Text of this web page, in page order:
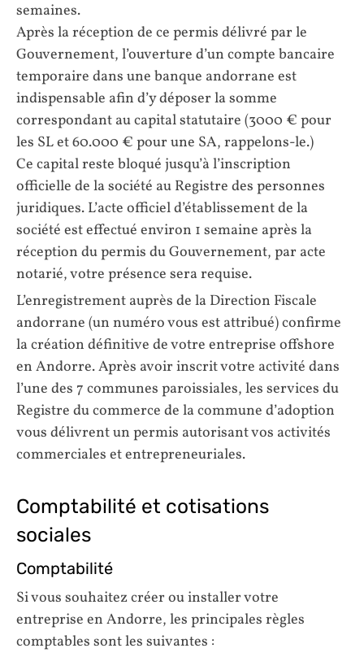
semaines.
Après la réception de ce permis délivré par le
Gouvernement, l’ouverture d’un compte bancaire
temporaire dans une banque andorrane est
indispensable afin d’y déposer la somme
correspondant au capital statutaire (3000 € pour
les SL et 60.000 € pour une SA, rappelons-le.)
Ce capital reste bloqué jusqu’à l’inscription
officielle de la société au Registre des personnes
juridiques. L’acte officiel d’établissement de la
société est effectué environ 1 semaine après la
réception du permis du Gouvernement, par acte
notarié, votre présence sera requise.
L’enregistrement auprès de la Direction Fiscale
andorrane (un numéro vous est attribué) confirme
la création définitive de votre entreprise offshore
en Andorre. Après avoir inscrit votre activité dans
l’une des 7 communes paroissiales, les services du
Registre du commerce de la commune d’adoption
vous délivrent un permis autorisant vos activités
commerciales et entrepreneuriales.
Comptabilité et cotisations
sociales
Comptabilité
Si vous souhaitez créer ou installer votre
entreprise en Andorre, les principales règles
comptables sont les suivantes :